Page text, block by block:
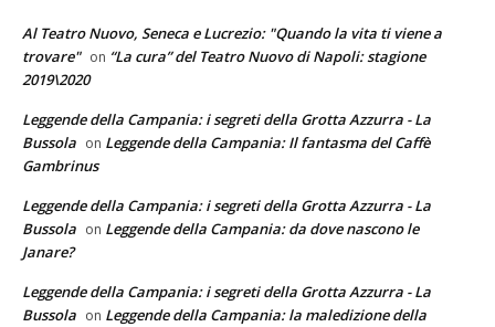
Al Teatro Nuovo, Seneca e Lucrezio: "Quando la vita ti viene a
trovare" on “La cura” del Teatro Nuovo di Napoli: stagione
2019\2020
Leggende della Campania: i segreti della Grotta Azzurra - La
Bussola on Leggende della Campania: Il fantasma del Caffè
Gambrinus
Leggende della Campania: i segreti della Grotta Azzurra - La
Bussola on Leggende della Campania: da dove nascono le
Janare?
Leggende della Campania: i segreti della Grotta Azzurra - La
Bussola on Leggende della Campania: la maledizione della